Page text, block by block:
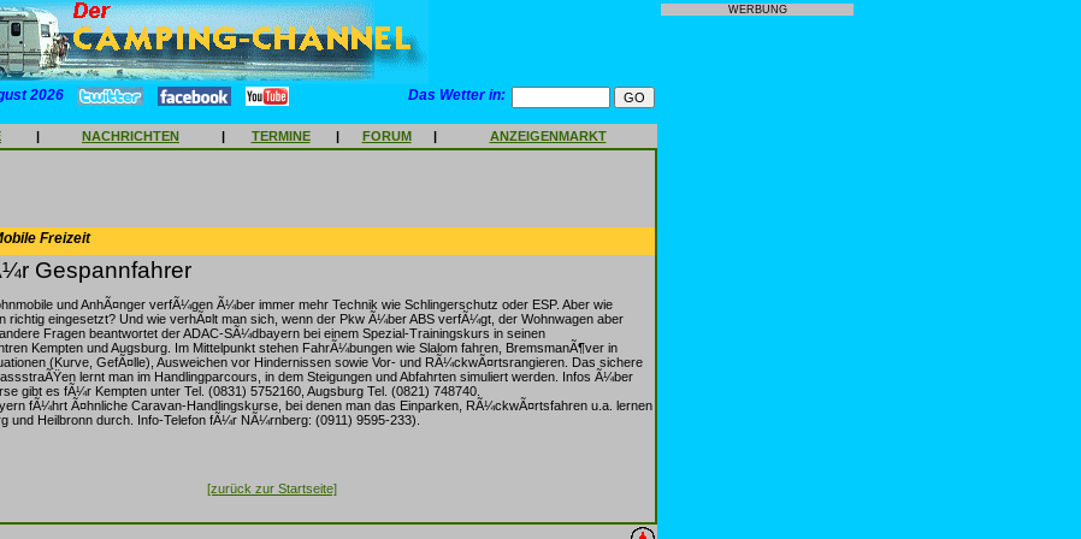
2026 Das Wetter in:
| NACHRICHTEN | TERMINE | FORUM | ANZEIGENMARKT
Freizeit
Gespannfahrer
und AnhÃ¤nger verfÃ¼gen Ã¼ber immer mehr Technik wie Schlingerschutz oder ESP. Aber wie
richtig eingesetzt? Und wie verhÃ¤lt man sich, wenn der Pkw Ã¼ber ABS verfÃ¼gt, der Wohnwagen aber
Fragen beantwortet der ADAC-SÃ¼dbayern bei einem Spezial-Trainingskurs in seinen
Kempten und Augsburg. Im Mittelpunkt stehen FahrÃ¼bungen wie Slalom fahren, BremsmanÃ¶ver in
(Kurve, GefÃ¤lle), Ausweichen vor Hindernissen sowie Vor- und RÃ¼ckwÃ¤rtsrangieren. Das sichere
lernt man im Handlingparcours, in dem Steigungen und Abfahrten simuliert werden. Infos Ã¼ber
gibt es fÃ¼r Kempten unter Tel. (0831) 5752160, Augsburg Tel. (0821) 748740.
fÃ¼hrt Ã¤hnliche Caravan-Handlingskurse, bei denen man das Einparken, RÃ¼ckwÃ¤rtsfahren u.a. lernen
und Heilbronn durch. Info-Telefon fÃ¼r NÃ¼rnberg: (0911) 9595-233).
[zurück zur Startseite]
WERBUNG